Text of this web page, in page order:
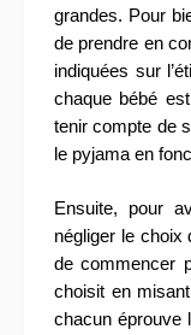
grandes. Pour
de prendre en
indiquées sur
chaque bébé
tenir compte de
le pyjama en
Ensuite, pour
négliger le choix
de commencer
choisit en
chacun éprouve